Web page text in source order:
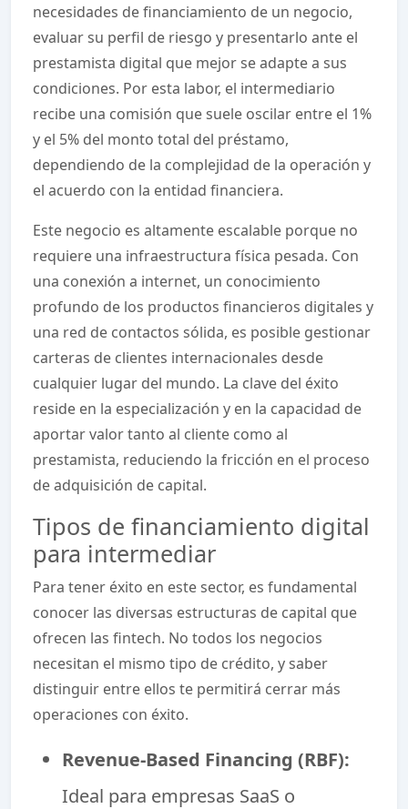
necesidades de financiamiento de un negocio,
evaluar su perfil de riesgo y presentarlo ante el
prestamista digital que mejor se adapte a sus
condiciones. Por esta labor, el intermediario
recibe una comisión que suele oscilar entre el 1%
y el 5% del monto total del préstamo,
dependiendo de la complejidad de la operación y
el acuerdo con la entidad financiera.
Este negocio es altamente escalable porque no
requiere una infraestructura física pesada. Con
una conexión a internet, un conocimiento
profundo de los productos financieros digitales y
una red de contactos sólida, es posible gestionar
carteras de clientes internacionales desde
cualquier lugar del mundo. La clave del éxito
reside en la especialización y en la capacidad de
aportar valor tanto al cliente como al
prestamista, reduciendo la fricción en el proceso
de adquisición de capital.
Tipos de financiamiento digital
para intermediar
Para tener éxito en este sector, es fundamental
conocer las diversas estructuras de capital que
ofrecen las fintech. No todos los negocios
necesitan el mismo tipo de crédito, y saber
distinguir entre ellos te permitirá cerrar más
operaciones con éxito.
Revenue-Based Financing (RBF):
Ideal para empresas SaaS o